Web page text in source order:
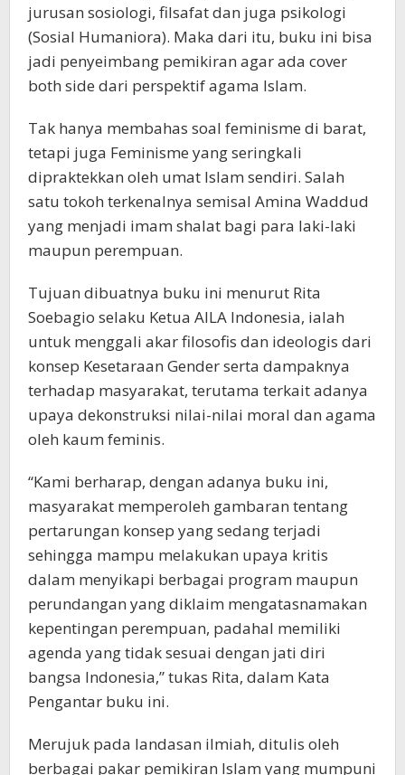
jurusan sosiologi, filsafat dan juga psikologi
(Sosial Humaniora). Maka dari itu, buku ini bisa
jadi penyeimbang pemikiran agar ada cover
both side dari perspektif agama Islam.
Tak hanya membahas soal feminisme di barat,
tetapi juga Feminisme yang seringkali
dipraktekkan oleh umat Islam sendiri. Salah
satu tokoh terkenalnya semisal Amina Waddud
yang menjadi imam shalat bagi para laki-laki
maupun perempuan.
Tujuan dibuatnya buku ini menurut Rita
Soebagio selaku Ketua AILA Indonesia, ialah
untuk menggali akar filosofis dan ideologis dari
konsep Kesetaraan Gender serta dampaknya
terhadap masyarakat, terutama terkait adanya
upaya dekonstruksi nilai-nilai moral dan agama
oleh kaum feminis.
“Kami berharap, dengan adanya buku ini,
masyarakat memperoleh gambaran tentang
pertarungan konsep yang sedang terjadi
sehingga mampu melakukan upaya kritis
dalam menyikapi berbagai program maupun
perundangan yang diklaim mengatasnamakan
kepentingan perempuan, padahal memiliki
agenda yang tidak sesuai dengan jati diri
bangsa Indonesia,” tukas Rita, dalam Kata
Pengantar buku ini.
Merujuk pada landasan ilmiah, ditulis oleh
berbagai pakar pemikiran Islam yang mumpuni